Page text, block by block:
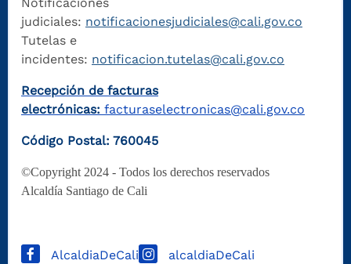
judiciales: notificacionesjudiciales@cali.gov.co
Tutelas e
incidentes: notificacion.tutelas@cali.gov.co
Recepción de facturas
electrónicas: facturaselectronicas@cali.gov.co
Código Postal: 760045
©Copyright 2024 - Todos los derechos reservados
Alcaldía Santiago de Cali
AlcaldiaDeCali alcaldiaDeCali